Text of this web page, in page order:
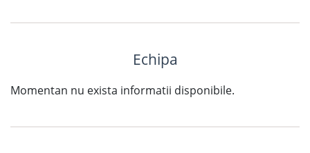
Echipa
Momentan nu exista informatii disponibile.